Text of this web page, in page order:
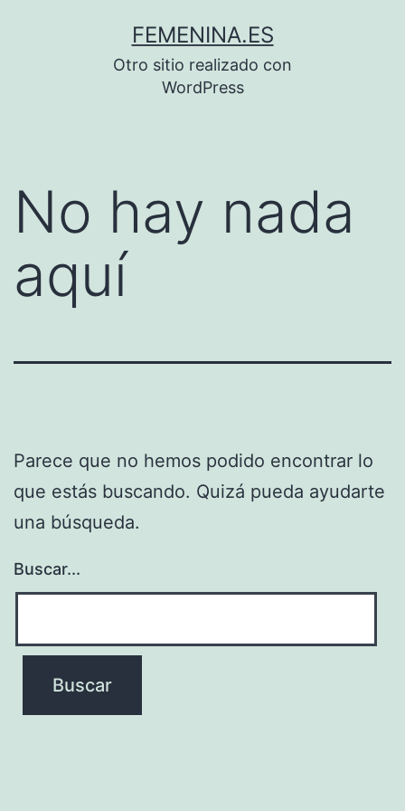
FEMENINA.ES
Otro sitio realizado con
WordPress
No hay nada
aquí
Parece que no hemos podido encontrar lo
que estás buscando. Quizá pueda ayudarte
una búsqueda.
Buscar...